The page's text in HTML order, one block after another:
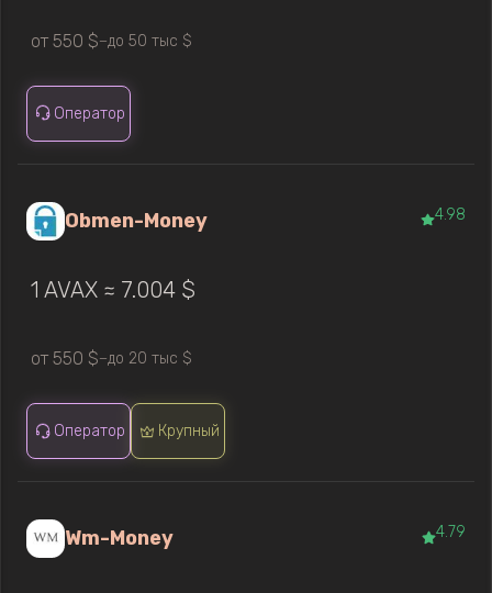
от 550 $—до 50 тыс $
Оператор
Obmen-Money 4.98
1 AVAX ≈ 7.004 $
от 550 $—до 20 тыс $
Оператор Крупный
Wm-Money 4.79